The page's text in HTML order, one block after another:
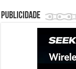
Publicidade